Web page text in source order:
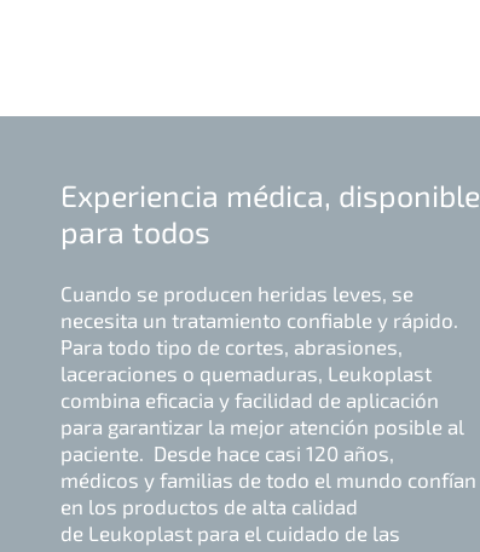
Experiencia médica, disponible
para todos
Cuando se producen heridas leves, se
necesita un tratamiento confiable y rápido.
Para todo tipo de cortes, abrasiones,
laceraciones o quemaduras, Leukoplast
combina eficacia y facilidad de aplicación
para garantizar la mejor atención posible al
paciente. Desde hace casi 120 años,
médicos y familias de todo el mundo confían
en los productos de alta calidad
de Leukoplast para el cuidado de las